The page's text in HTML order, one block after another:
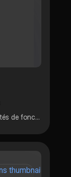
Fiche de révision sur les fonctions : parités de fonctions, ordonnées,images, antécédents,…